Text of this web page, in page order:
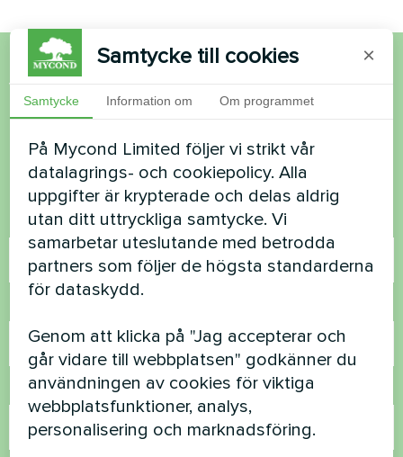
Vill du köpa eller har du
frågor?
Kontakta oss så hjälper vi dig
Namn
E-post
Samtycke till cookies ×
Samtycke Information om Om programmet
På Mycond Limited följer vi strikt vår
datalagrings- och cookiepolicy. Alla
uppgifter är krypterade och delas aldrig
utan ditt uttryckliga samtycke. Vi
samarbetar uteslutande med betrodda
partners som följer de högsta standarderna
för dataskydd.
Genom att klicka på "Jag accepterar och
går vidare till webbplatsen" godkänner du
användningen av cookies för viktiga
webbplatsfunktioner, analys,
personalisering och marknadsföring.